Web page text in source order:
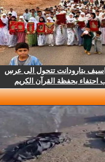
بتارودانت تتحول الى عرس
احتفاء بحفظة القرآن الكريم